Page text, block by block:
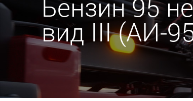
Бензин 95
вид III (АИ-